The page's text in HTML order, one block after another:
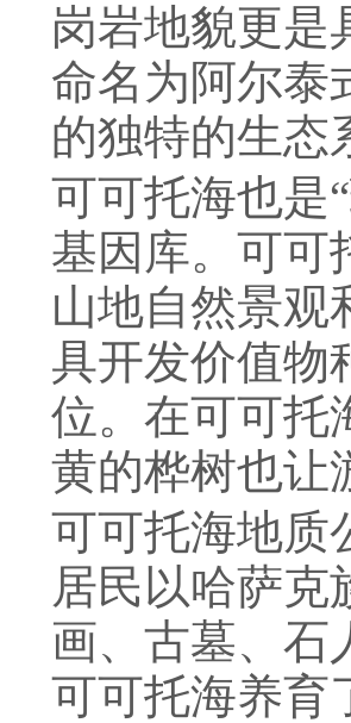
岗岩地貌更是
命名为阿尔泰
的独特的生态
可可托海也是“
基因库。可可
山地自然景观
具开发价值物
位。在可可托
黄的桦树也让
可可托海地质
居民以哈萨克
画、古墓、石
可可托海养育